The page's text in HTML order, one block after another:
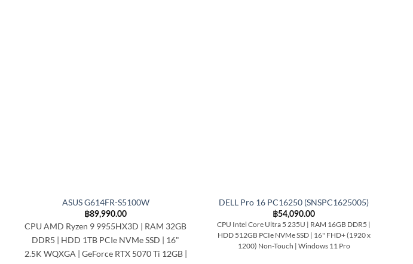
ASUS G614FR-S5100W
฿89,990.00
CPU AMD Ryzen 9 9955HX3D | RAM 32GB
DDR5 | HDD 1TB PCIe NVMe SSD | 16"
2.5K WQXGA | GeForce RTX 5070 Ti 12GB |
DELL Pro 16 PC16250 (SNSPC1625005)
฿54,090.00
CPU Intel Core Ultra 5 235U | RAM 16GB DDR5 |
HDD 512GB PCIe NVMe SSD | 16" FHD+ (1920 x
1200) Non-Touch | Windows 11 Pro